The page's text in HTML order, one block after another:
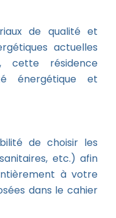
de qualité et
actuelles
cette résidence
énergétique et
de choisir les
etc.) afin
à votre
dans le cahier